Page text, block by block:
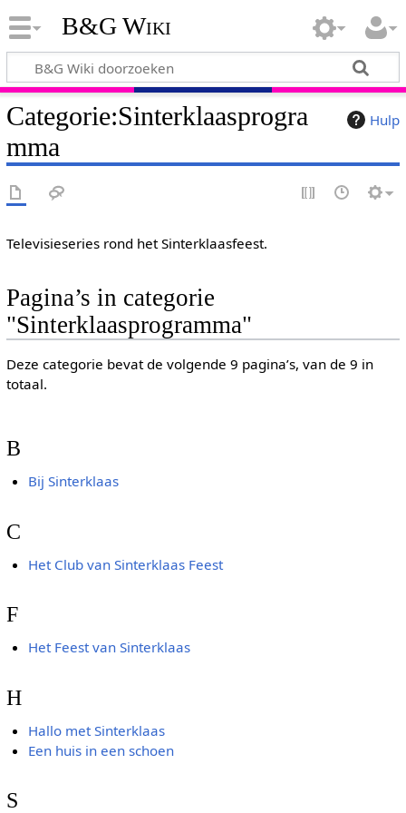
B&G Wiki
Hulp
Categorie:Sinterklaasprogra
mma
Televisieseries rond het Sinterklaasfeest.
Pagina’s in categorie
"Sinterklaasprogramma"
Deze categorie bevat de volgende 9 pagina’s, van de 9 in
totaal.
B
Bij Sinterklaas
C
Het Club van Sinterklaas Feest
F
Het Feest van Sinterklaas
H
Hallo met Sinterklaas
Een huis in een schoen
S